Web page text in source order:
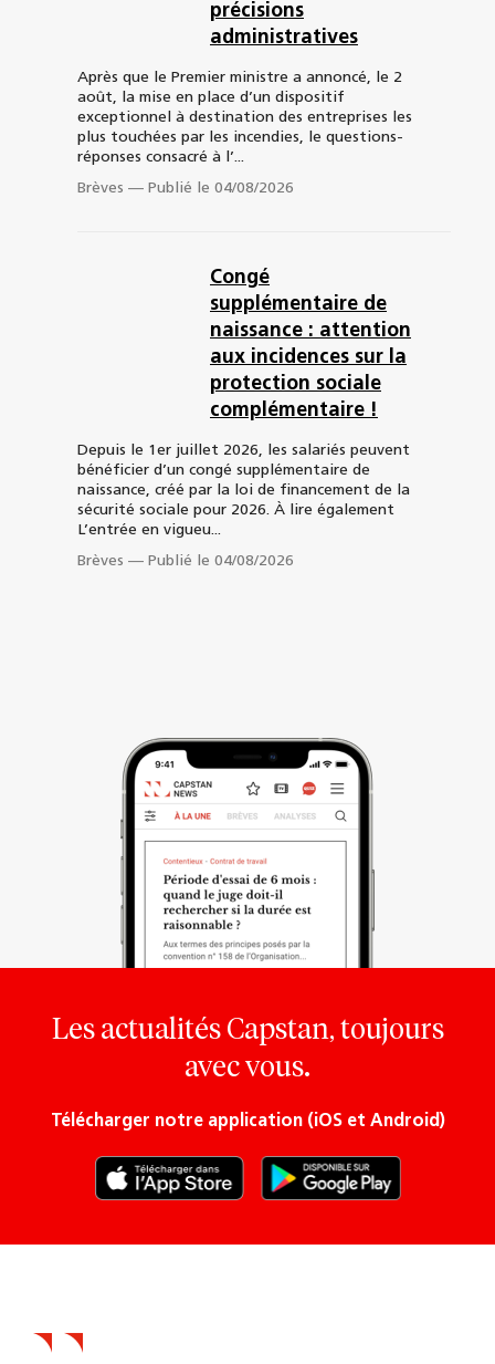
précisions
administratives
Après que le Premier ministre a annoncé, le 2
août, la mise en place d’un dispositif
exceptionnel à destination des entreprises les
plus touchées par les incendies, le questions-
réponses consacré à l’...
Brèves — Publié le 04/08/2026
Congé
supplémentaire de
naissance : attention
aux incidences sur la
protection sociale
complémentaire !
Depuis le 1er juillet 2026, les salariés peuvent
bénéficier d’un congé supplémentaire de
naissance, créé par la loi de financement de la
sécurité sociale pour 2026. À lire également
L’entrée en vigueu...
Brèves — Publié le 04/08/2026
Les actualités Capstan, toujours
avec vous.
Télécharger notre application (iOS et Android)